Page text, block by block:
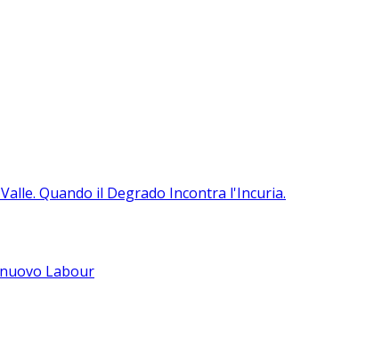
Quando il Degrado Incontra l'Incuria.
Labour